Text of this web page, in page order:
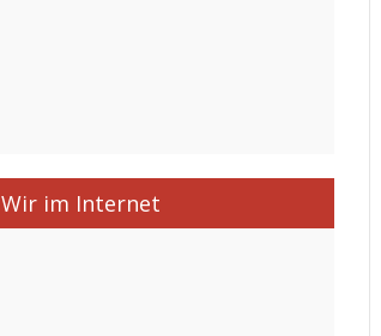
Wir im Internet